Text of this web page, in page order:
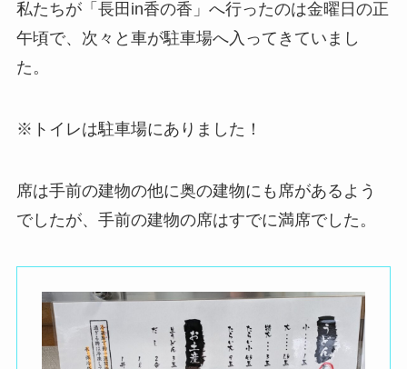
私たちが「長田in香の香」へ行ったのは金曜日の正
午頃で、次々と車が駐車場へ入ってきていまし
た。
※トイレは駐車場にありました！
席は手前の建物の他に奥の建物にも席があるよう
でしたが、手前の建物の席はすでに満席でした。